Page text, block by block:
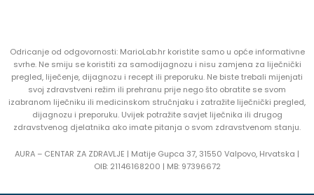
Odricanje od odgovornosti: MarioLab.hr koristite samo u opće informativne
svrhe. Ne smiju se koristiti za samodijagnozu i nisu zamjena za liječnički
pregled, liječenje, dijagnozu i recept ili preporuku. Ne biste trebali mijenjati
svoj zdravstveni režim ili prehranu prije nego što obratite se svom
izabranom liječniku ili medicinskom stručnjaku i zatražite liječnički pregled,
dijagnozu i preporuku. Uvijek potražite savjet liječnika ili drugog
zdravstvenog djelatnika ako imate pitanja o svom zdravstvenom stanju.
AURA – CENTAR ZA ZDRAVLJE | Matije Gupca 37, 31550 Valpovo, Hrvatska |
OIB: 21146168200 | MB: 97396672